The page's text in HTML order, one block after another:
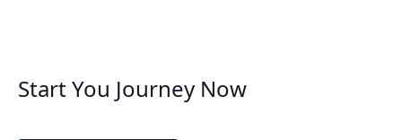
Start You Journey Now